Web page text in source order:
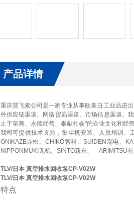
产品详情
重庆普飞索公司是一家专业从事欧美日工业品进
外供应链渠道、网络贸易渠道、市场信息渠道。
止于至善、永续经营、奉献社会"的企业文化和经
我司可提供技术支持，集尘机安装、人员培训、
ONIKAZE赤松、CHIKO智科、SUIDEN瑞电、
NIPPONMUKI无机、SINTO新东、
ARIMITSU
TLV/日本 真空排水回收泵CP-V02W
TLV/日本 真空排水回收泵CP-V02W
特点